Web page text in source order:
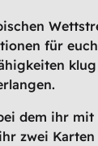
für
dem ihr mit
zwei